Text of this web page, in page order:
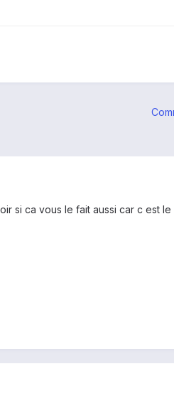
si ca vous le fait aussi car c est